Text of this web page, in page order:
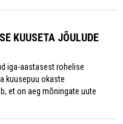
KUUSETA JÕULUDE
iga-aastasest rohelise
kuusepuu okaste
et on aeg mõningate uute